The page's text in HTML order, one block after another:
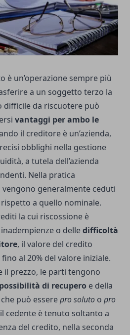
è un’operazione sempre più
a un soggetto terzo la
da riscuotere può
vantaggi per ambo le
il creditore è un’azienda,
obblighi nella gestione
a tutela dell’azienda
Nella pratica
generalmente ceduti
a quello nominale.
la cui riscossione è
o delledifficoltà
, il valore del credito
al 20% del valore iniziale.
il prezzo, le parti tengono
di recupero e della
può esserepro soluto o pro
cedente è tenuto soltanto a
del credito, nella seconda